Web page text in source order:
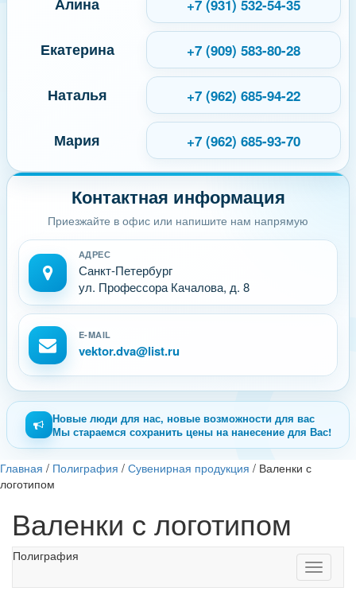
Контактная информация
Приезжайте в офис или напишите нам напрямую
АДРЕС
Санкт-Петербург
ул. Профессора Качалова, д. 8
E-MAIL
vektor.dva@list.ru
+7 (931) 532-54-35
Екатерина +7 (909) 583-80-28
Наталья +7 (962) 685-94-22
Мария +7 (962) 685-93-70
Новые люди для нас, новые возможности для вас
Мы стараемся сохранить цены на нанесение для Вас!
Главная / Полиграфия / Сувенирная продукция / Валенки с
логотипом
Валенки с логотипом
Полиграфия
Toggle